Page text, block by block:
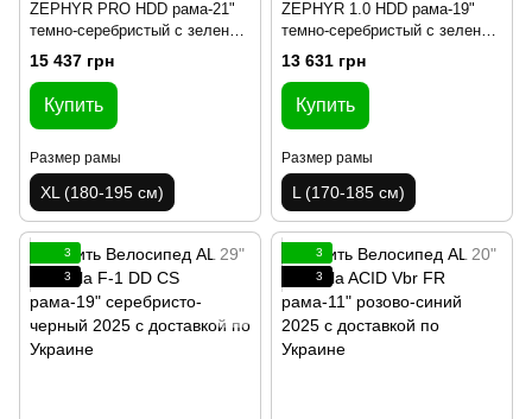
ZEPHYR PRO HDD рама-21"
темно-серебристый с зеленым
2025
15 437 грн
Купить
Размер рамы
XL (180-195 см)
ZEPHYR 1.0 HDD рама-19"
темно-серебристый с зеленым
2025
13 631 грн
Купить
Размер рамы
L (170-185 см)
3
3
3
3